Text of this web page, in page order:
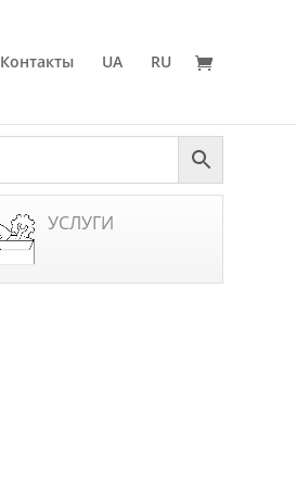
Контакты UA RU
УСЛУГИ